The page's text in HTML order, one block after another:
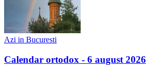
Azi in Bucuresti
Calendar ortodox - 6 august 2026